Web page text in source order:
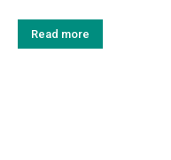
Read more